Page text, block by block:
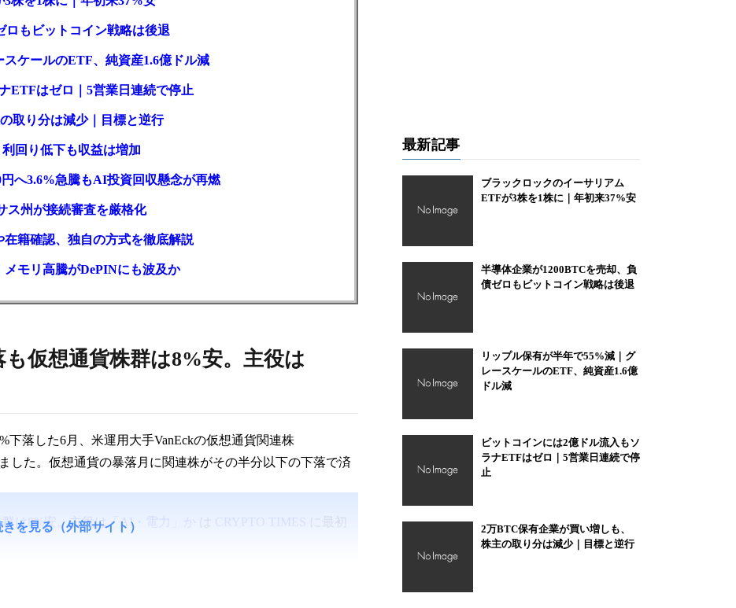
ロもビットコイン戦略は後退
ケールのETF、純資産1.6億ドル減
ETFはゼロ｜5営業日連続で停止
取り分は減少｜目標と逆行
回り低下も収益は増加
円へ3.6%急騰もAI投資回収懸念が再燃
ス州が接続審査を厳格化
籍確認、独自の方式を徹底解説
モリ高騰がDePINにも波及か
仮想通貨株群は8%安。主役は
下落した6月、米運用大手VanEckの仮想通貨関連株
した。仮想通貨の暴落月に関連株がその半分以下の下落で済
は8%安。主役は「AI・電力」か CRYPTO TIMES
に最初
きを見る（外部サイト）
最新記事
ブラックロックのイーサリアム
ETFが3株を1株に｜年初来37%安
半導体企業が1200BTCを売却、負
債ゼロもビットコイン戦略は後退
リップル保有が半年で55%減｜グ
レースケールのETF、純資産1.6億
ドル減
ビットコインには2億ドル流入もソ
ラナETFはゼロ｜5営業日連続で停
止
2万BTC保有企業が買い増しも、
株主の取り分は減少｜目標と逆行